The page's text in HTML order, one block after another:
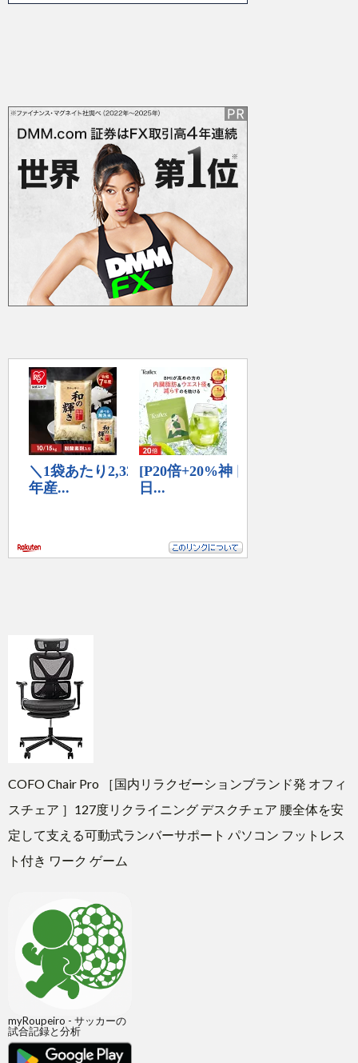
COFO Chair Pro ［国内リラクゼーションブランド発 オフィ
スチェア ］127度リクライニング デスクチェア 腰全体を安
定して支える可動式ランバーサポート パソコン フットレス
ト付き ワーク ゲーム
myRoupeiro - サッカーの
試合記録と分析